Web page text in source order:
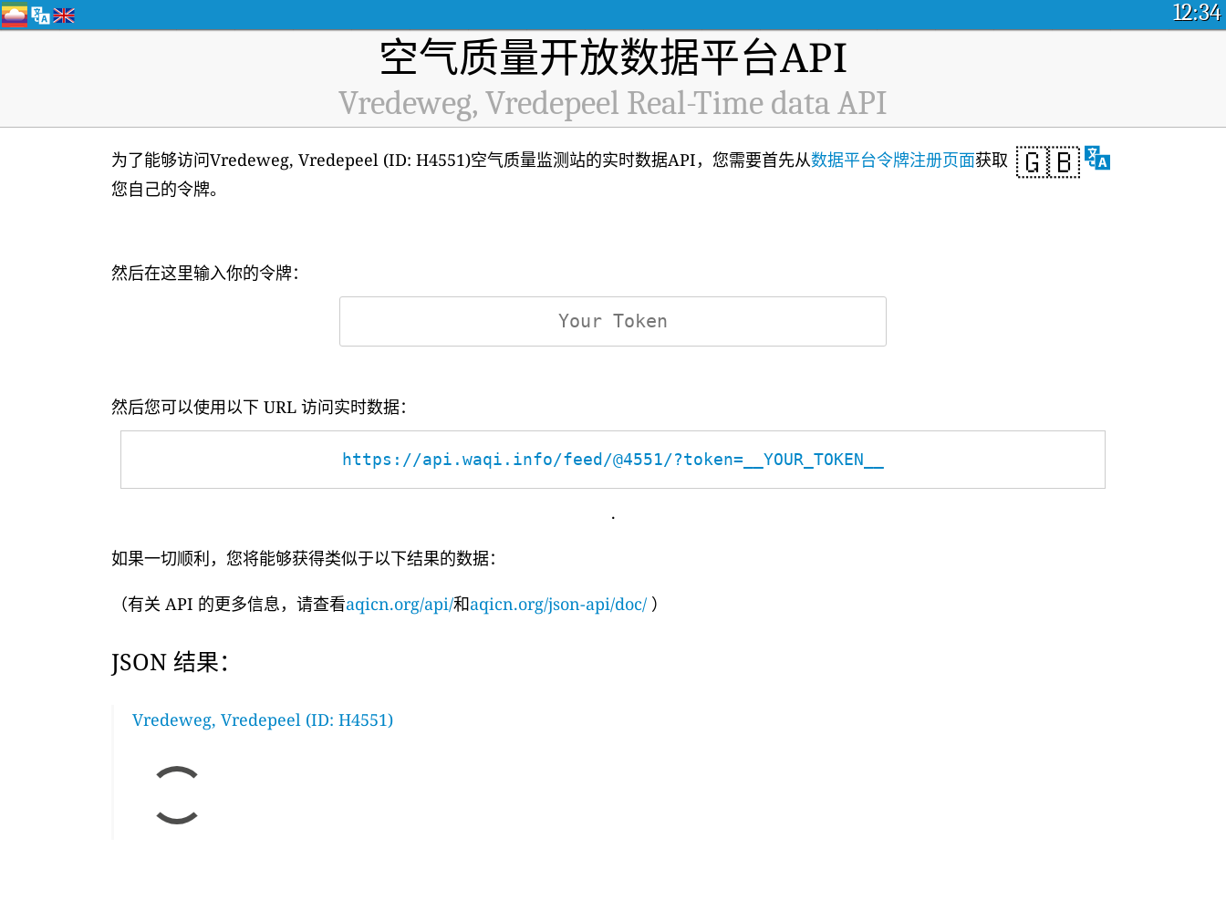
12:34
空气质量开放数据平台API
Vredeweg, Vredepeel Real-Time data API
🇬🇧
为了能够访问Vredeweg, Vredepeel (ID: H4551)空气质量监测站的实时数据API，您需要首先从数据平台令牌注册页面获取
您自己的令牌。
然后在这里输入你的令牌：
然后您可以使用以下 URL 访问实时数据：
https://api.waqi.info/feed/@4551/?token=__YOUR_TOKEN__
.
如果一切顺利，您将能够获得类似于以下结果的数据：
（有关 API 的更多信息，请查看aqicn.org/api/和aqicn.org/json-api/doc/ ）
JSON 结果：
Vredeweg, Vredepeel (ID: H4551)